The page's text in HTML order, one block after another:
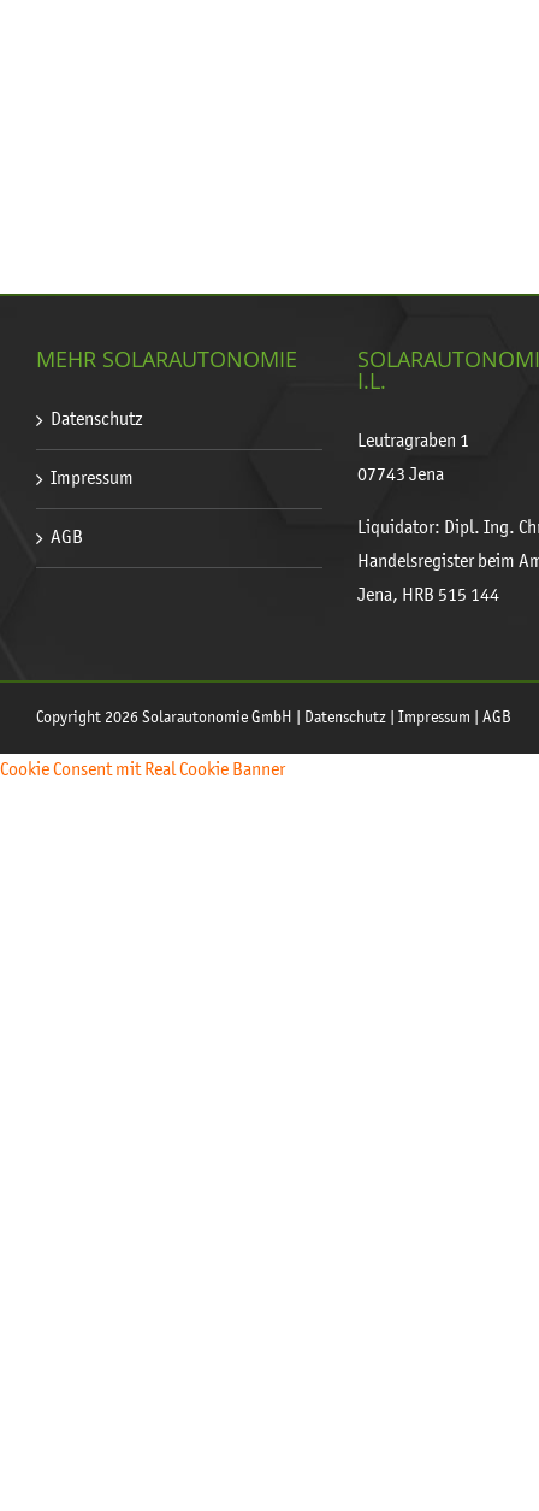
MEHR SOLARAUTONOMIE
Datenschutz
Impressum
AGB
I.L.
Leutragraben 1
07743 Jena
Liquidator: Dipl. Ing.
Handelsregister beim
Jena, HRB 515 144
Copyright 2026 Solarautonomie GmbH | Datenschutz Impressum AGB
Cookie Consent mit Real Cookie Banner